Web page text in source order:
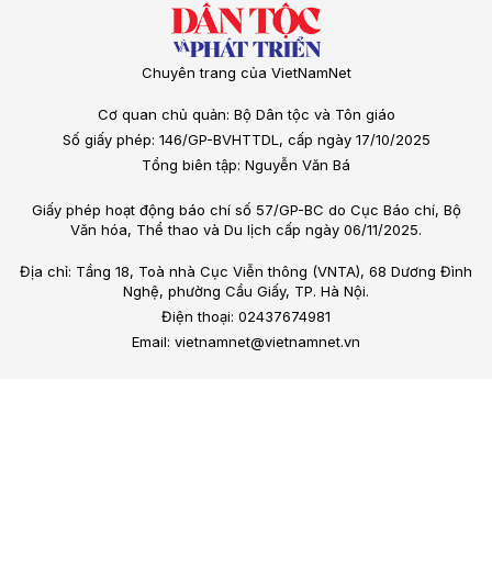
Chuyên trang của VietNamNet
Cơ quan chủ quản: Bộ Dân tộc và Tôn giáo
Số giấy phép: 146/GP-BVHTTDL, cấp ngày 17/10/2025
Tổng biên tập: Nguyễn Văn Bá
Giấy phép hoạt động báo chí số 57/GP-BC do Cục Báo chí, Bộ
Văn hóa, Thể thao và Du lịch cấp ngày 06/11/2025.
Địa chỉ: Tầng 18, Toà nhà Cục Viễn thông (VNTA), 68 Dương Đình
Nghệ, phường Cầu Giấy, TP. Hà Nội.
Điện thoại: 02437674981
Email: vietnamnet@vietnamnet.vn